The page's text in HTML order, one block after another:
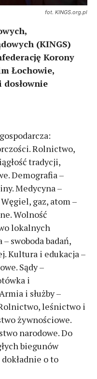
fot. KINGS.org.pl
(KINGS)
Korony
Łochowie,
Rolnictwo,
tradycji,
Demografia –
Medycyna –
gaz, atom –
Wolność
lokalnych
– swoboda badań,
Kultura i edukacja –
Sądy –
i
i służby –
leśnictwo i
żywnościowe.
narodowe. Do
biegunów
o to